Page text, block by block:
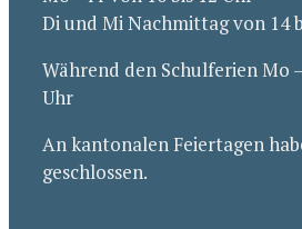
Di und Mi Nachmittag von 14
Während den Schulferien Mo
Uhr
An kantonalen Feiertagen
geschlossen.